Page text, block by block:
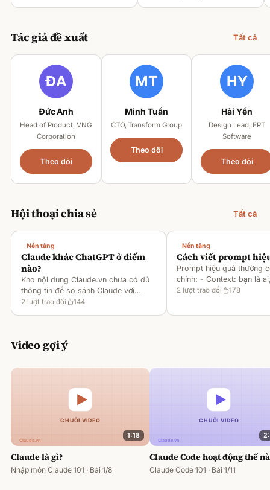
Tác giả đề xuất Tất cả
Đức Anh
Head of Product, VNG
Corporation
Theo dõi
Minh Tuấn
CTO, Transform Group
Theo dõi
Hải Yến
Design Lead, FPT
Software
Theo dõi
Hội thoại chia sẻ Tất cả
Nền tảng
Claude khác ChatGPT ở điểm
nào?
Kho nội dung Claude.vn chưa có đủ
thông tin để so sánh Claude với
ChatGPT. Hiện chỉ có tài liệu về
2 lượt trao đổi 144
Nền tảng
Cách viết prompt
Prompt hiệu quả thường
chính: - Context: bạn là
gì [1][2][6] - Task: muốn
2 lượt trao đổi 178
Video gợi ý
1:18
Claude là gì?
Nhập môn Claude 101 · Bài 1/8
Claude Code hoạt động thế
Claude Code 101 · Bài 1/11